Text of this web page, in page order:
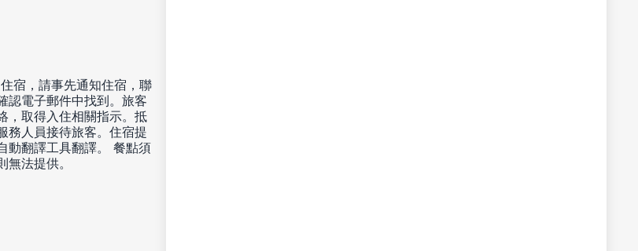
宿，請事先通知住宿，聯
認電子郵件中找到。旅客
，取得入住相關指示。抵
務人員接待旅客。住宿提
動翻譯工具翻譯。 餐點須
法提供。